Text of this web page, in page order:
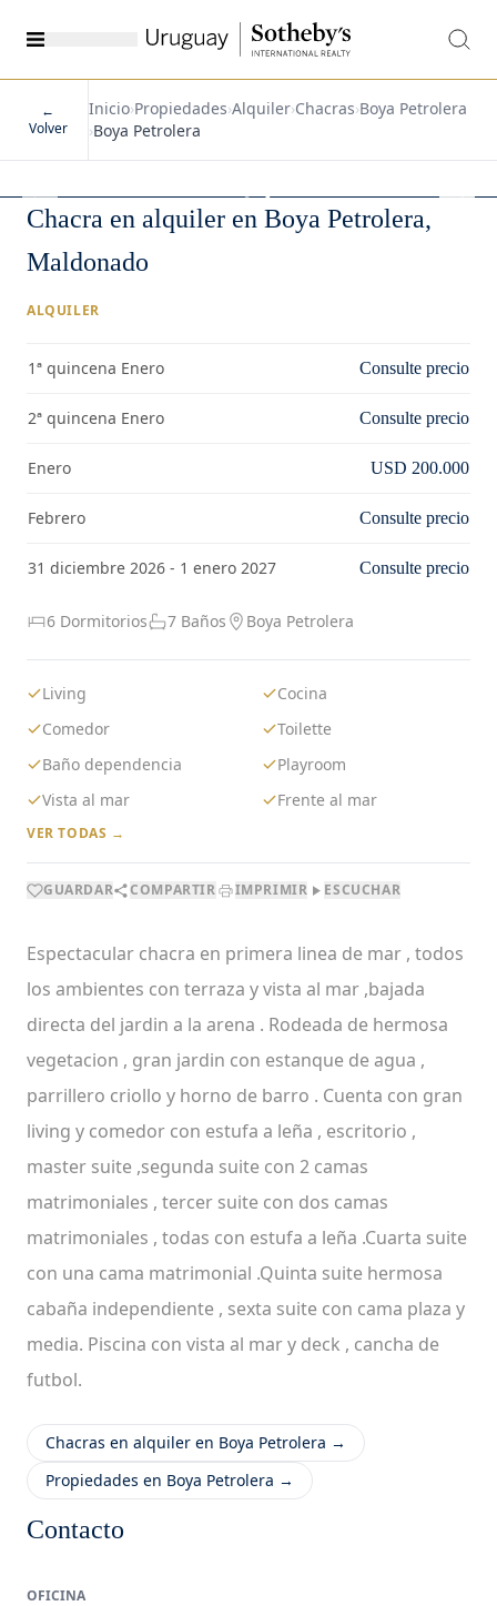
←
Volver
Inicio›Propiedades›Alquiler›Chacras›Boya Petrolera
›Boya Petrolera
1/79
Chacra en alquiler en Boya Petrolera,
Maldonado
ALQUILER
1ª quincena Enero Consulte precio
2ª quincena Enero Consulte precio
Enero USD 200.000
Febrero Consulte precio
31 diciembre 2026 - 1 enero 2027 Consulte precio
6 Dormitorios 7 Baños Boya Petrolera
Living
Cocina
Comedor
Toilette
Baño dependencia
Playroom
Vista al mar
Frente al mar
VER TODAS →
GUARDAR COMPARTIR IMPRIMIR ESCUCHAR
Espectacular chacra en primera linea de mar , todos
los ambientes con terraza y vista al mar ,bajada
directa del jardin a la arena . Rodeada de hermosa
vegetacion , gran jardin con estanque de agua ,
parrillero criollo y horno de barro . Cuenta con gran
living y comedor con estufa a leña , escritorio ,
master suite ,segunda suite con 2 camas
matrimoniales , tercer suite con dos camas
matrimoniales , todas con estufa a leña .Cuarta suite
con una cama matrimonial .Quinta suite hermosa
cabaña independiente , sexta suite con cama plaza y
media. Piscina con vista al mar y deck , cancha de
futbol.
Chacras en alquiler en Boya Petrolera →
Propiedades en Boya Petrolera →
Contacto
OFICINA